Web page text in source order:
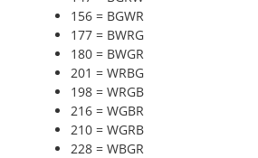
156 = BGWR
177 = BWRG
180 = BWGR
201 = WRBG
198 = WRGB
216 = WGBR
210 = WGRB
228 = WBGR